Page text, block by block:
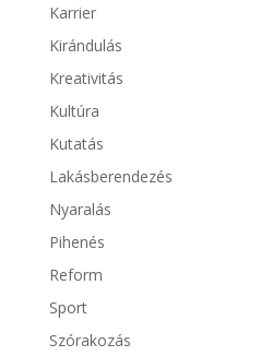
Karrier
Kirándulás
Kreativitás
Kultúra
Kutatás
Lakásberendezés
Nyaralás
Pihenés
Reform
Sport
Szórakozás